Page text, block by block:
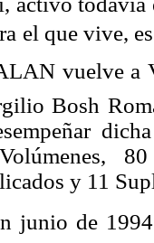
el que vive,
vuelve a
Bosh
y 11
junio de 1994